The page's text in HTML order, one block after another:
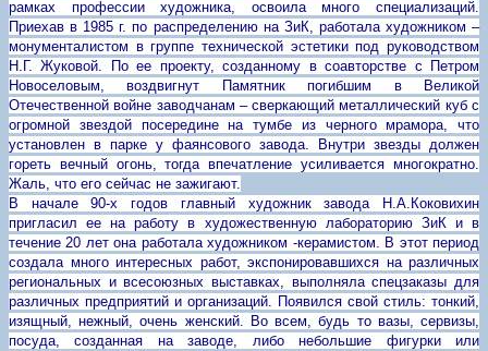
рамках профессии художника, освоила много специализаций.
Приехав в 1985 г. по распределению на ЗиК, работала художником –
монументалистом в группе технической эстетики под руководством
Н.Г. Жуковой. По ее проекту, созданному в соавторстве с Петром
Новоселовым, воздвигнут Памятник погибшим в Великой
Отечественной войне заводчанам – сверкающий металлический куб с
огромной звездой посередине на тумбе из черного мрамора, что
установлен в парке у фаянсового завода. Внутри звезды должен
гореть вечный огонь, тогда впечатление усиливается многократно.
Жаль, что его сейчас не зажигают.
В начале 90-х годов главный художник завода Н.А.Коковихин
пригласил ее на работу в художественную лабораторию ЗиК и в
течение 20 лет она работала художником -керамистом. В этот период
создала много интересных работ, экспонировавшихся на различных
региональных и всесоюзных выставках, выполняла спецзаказы для
различных предприятий и организаций. Появился свой стиль: тонкий,
изящный, нежный, очень женский. Во всем, будь то вазы, сервизы,
посуда, созданная на заводе, либо небольшие фигурки или